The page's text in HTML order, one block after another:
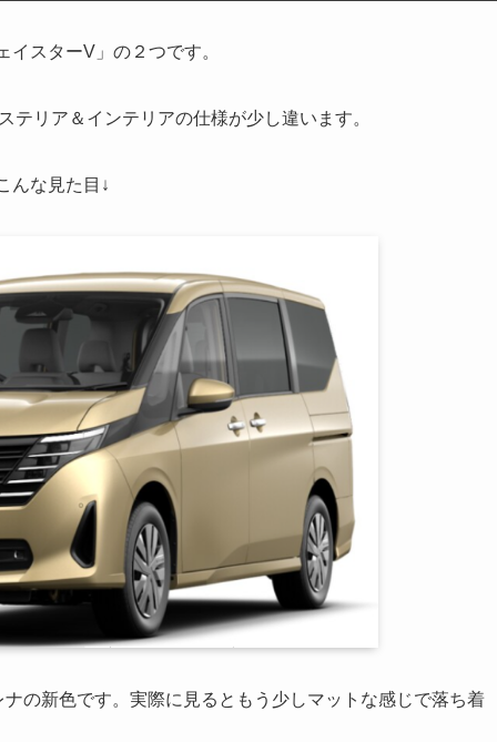
スターV」の２つです。
リア＆インテリアの仕様が少し違います。
んな見た目↓
の新色です。実際に見るともう少しマットな感じで落ち着